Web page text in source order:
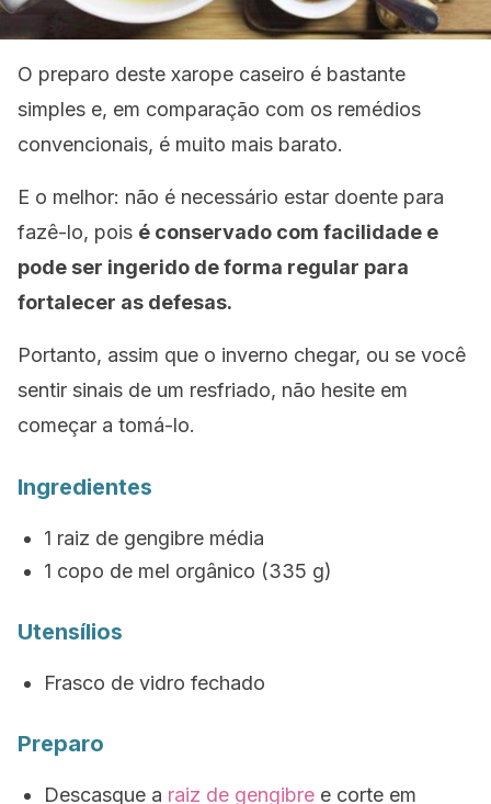
O preparo deste xarope caseiro é bastante
simples e, em comparação com os remédios
convencionais, é muito mais barato.
E o melhor: não é necessário estar doente para
fazê-lo, pois é conservado com facilidade e
pode ser ingerido de forma regular para
fortalecer as defesas.
Portanto, assim que o inverno chegar, ou se você
sentir sinais de um resfriado, não hesite em
começar a tomá-lo.
Ingredientes
1 raiz de gengibre média
1 copo de mel orgânico (335 g)
Utensílios
Frasco de vidro fechado
Preparo
Descasque a raiz de gengibre e corte em